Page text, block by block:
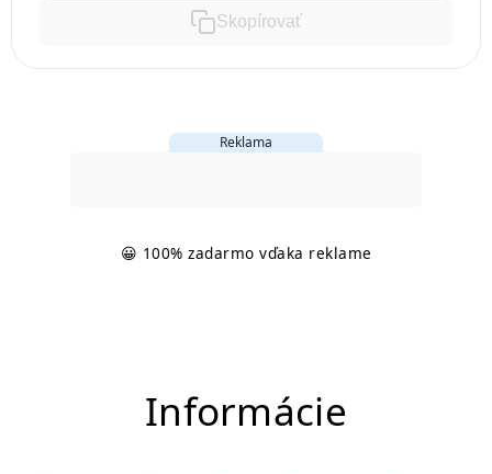
Skopírovať
Reklama
😀 100% zadarmo vďaka reklame
Informácie